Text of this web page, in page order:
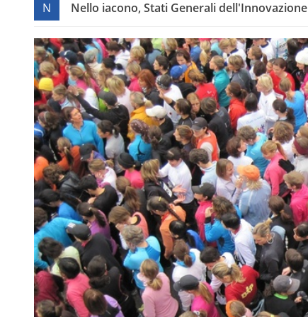
N Nello iacono, Stati Generali dell'Innovazione